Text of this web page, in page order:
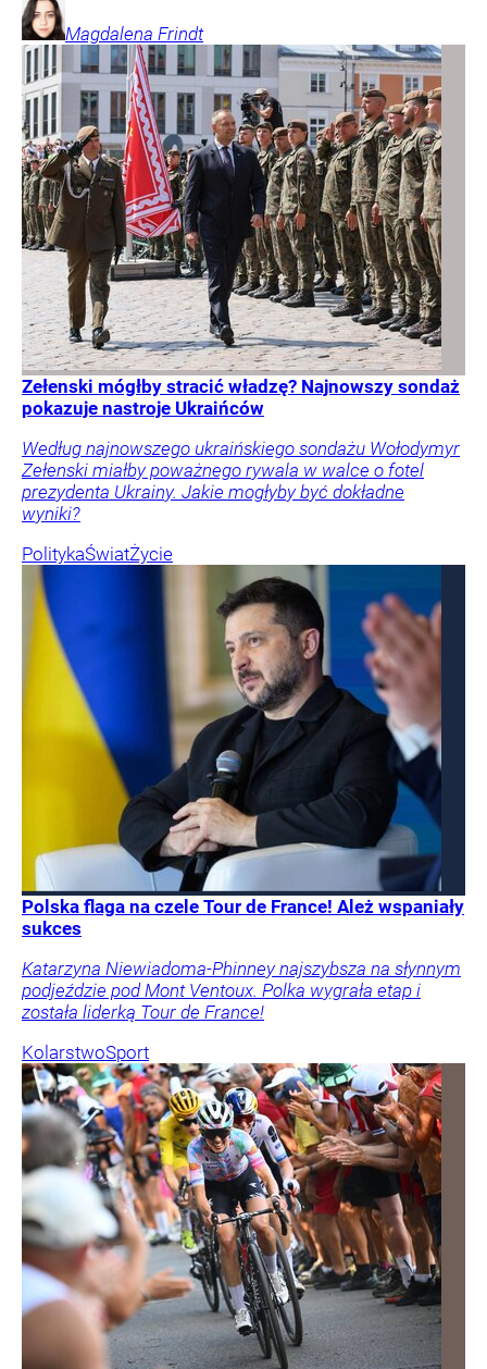
Magdalena Frindt
Zełenski mógłby stracić władzę? Najnowszy sondaż
pokazuje nastroje Ukraińców
Według najnowszego ukraińskiego sondażu Wołodymyr
Zełenski miałby poważnego rywala w walce o fotel
prezydenta Ukrainy. Jakie mogłyby być dokładne
wyniki?
PolitykaŚwiatŻycie
Polska flaga na czele Tour de France! Ależ wspaniały
sukces
Katarzyna Niewiadoma-Phinney najszybsza na słynnym
podjeździe pod Mont Ventoux. Polka wygrała etap i
została liderką Tour de France!
KolarstwoSport